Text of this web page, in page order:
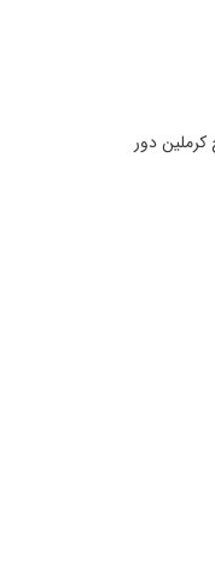
کاخ کرملین دور